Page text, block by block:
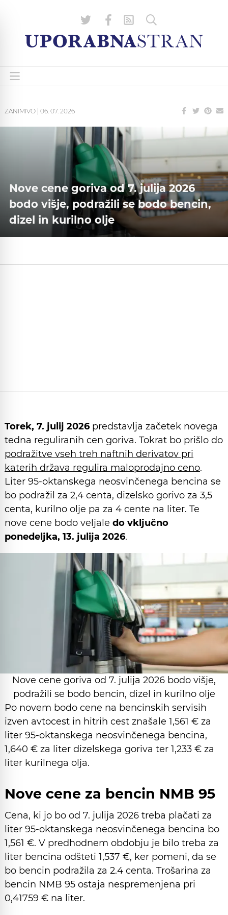
ZANIMIVO 06. 07. 2026
Nove cene goriva od 7. julija 2026
bodo višje, podražili se bodo bencin,
dizel in kurilno olje
Torek, 7. julij 2026 predstavlja začetek novega
tedna reguliranih cen goriva. Tokrat bo prišlo do
podražitve vseh treh naftnih derivatov pri
katerih država regulira maloprodajno ceno.
Liter 95-oktanskega neosvinčenega bencina se
bo podražil za 2,4 centa, dizelsko gorivo za 3,5
centa, kurilno olje pa za 4 cente na liter. Te
nove cene bodo veljale do vključno
ponedeljka, 13. julija 2026.
Nove cene goriva od 7. julija 2026 bodo višje,
podražili se bodo bencin, dizel in kurilno olje
Po novem bodo cene na bencinskih servisih
izven avtocest in hitrih cest znašale 1,561 € za
liter 95-oktanskega neosvinčenega bencina,
1,640 € za liter dizelskega goriva ter 1,233 € za
liter kurilnega olja.
Nove cene za bencin NMB 95
Cena, ki jo bo od 7. julija 2026 treba plačati za
liter 95-oktanskega neosvinčenega bencina bo
1,561 €. V predhodnem obdobju je bilo treba za
liter bencina odšteti 1,537 €, ker pomeni, da se
bo bencin podražila za 2.4 centa. Trošarina za
bencin NMB 95 ostaja nespremenjena pri
0,41759 € na liter.